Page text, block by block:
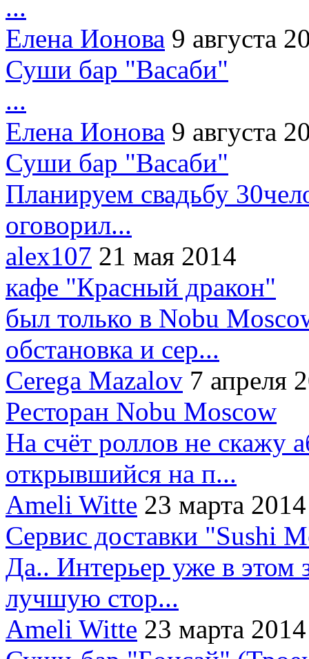
...
Елена Ионова 9 августа
Суши бар "Васаби"
...
Елена Ионова 9 августа
Суши бар "Васаби"
Планируем свадьбу
оговорил...
alex107 21 мая 2014
кафе "Красный дракон"
был только в Nobu
обстановка и сер...
Cerega Mazalov 7 апреля
Ресторан Nobu Moscow
На счёт роллов не скажу
открывшийся на п...
Ameli Witte 23 марта 2014
Сервис доставки "Sushi
Да.. Интерьер уже в этом
лучшую стор...
Ameli Witte 23 марта 2014